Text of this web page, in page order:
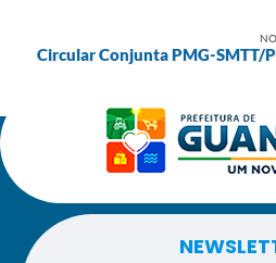
Circular Conjunta PMG-SMTT/